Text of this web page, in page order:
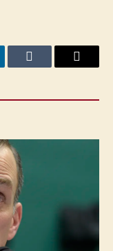
Tumblr Email